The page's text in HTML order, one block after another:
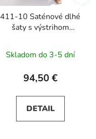
411-10 Saténové dlhé
šaty s výstrihom
Skladom do 3-5 dní
94,50 €
DETAIL